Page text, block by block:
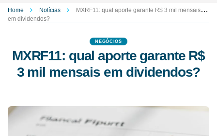
Home Notícias
MXRF11: qual aporte garante R$ 3 mil mensais
em dividendos?
NEGÓCIOS
MXRF11: qual aporte garante R$
3 mil mensais em dividendos?